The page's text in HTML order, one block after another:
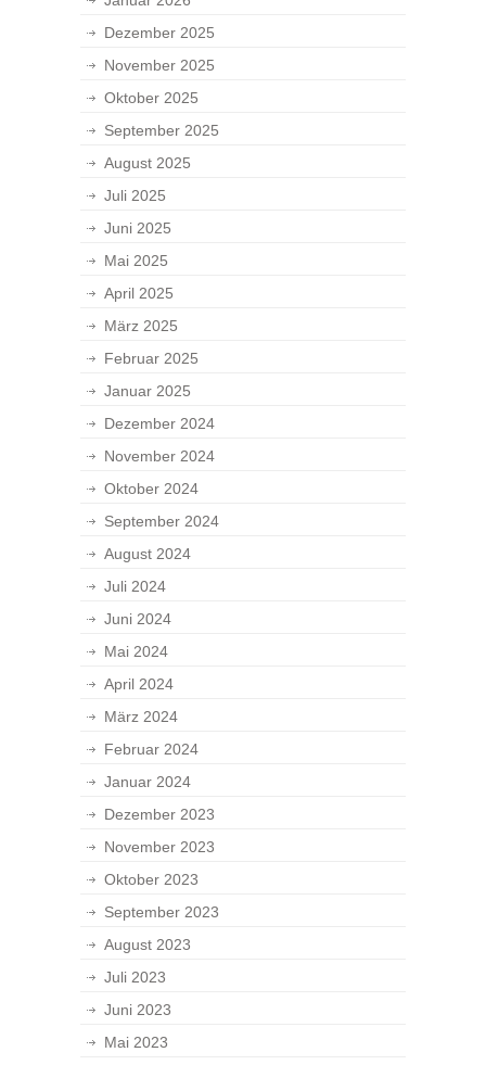
Dezember 2025
November 2025
Oktober 2025
September 2025
August 2025
Juli 2025
Juni 2025
Mai 2025
April 2025
März 2025
Februar 2025
Januar 2025
Dezember 2024
November 2024
Oktober 2024
September 2024
August 2024
Juli 2024
Juni 2024
Mai 2024
April 2024
März 2024
Februar 2024
Januar 2024
Dezember 2023
November 2023
Oktober 2023
September 2023
August 2023
Juli 2023
Juni 2023
Mai 2023